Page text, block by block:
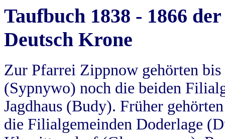
Taufbuch 1838 - 1866
Deutsch Krone
Zur Pfarrei Zippnow gehörten
(Sypnywo) noch die beiden
Jagdhaus (Budy). Früher
die Filialgemeinden Doderlage